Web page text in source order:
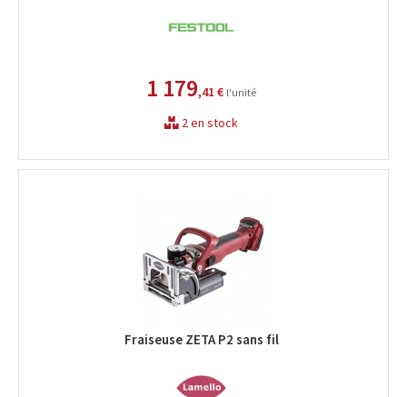
1 179,41 € l'unité
2 en stock
Fraiseuse ZETA P2 sans fil